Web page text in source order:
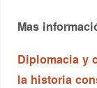
Mas
Diplomacia y
la historia